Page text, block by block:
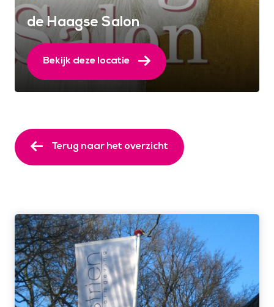
de Haagse Salon
Bekijk deze locatie
Terug naar het overzicht